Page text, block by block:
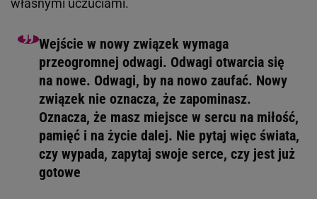
własnymi uczuciami.
Wejście w nowy związek wymaga
przeogromnej odwagi. Odwagi otwarcia się
na nowe. Odwagi, by na nowo zaufać. Nowy
związek nie oznacza, że zapominasz.
Oznacza, że masz miejsce w sercu na miłość,
pamięć i na życie dalej. Nie pytaj więc świata,
czy wypada, zapytaj swoje serce, czy jest już
gotowe